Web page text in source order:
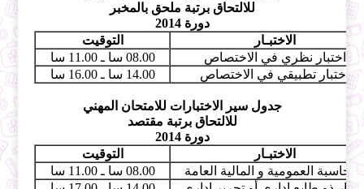
للالتحاق برتبة ملحق بالمخبر
دورة 2014
الاختبـار
التوقيت
اختبار نظري في الاختصاص
08.00 سا ـ 11.00 سا
اختبار تطبيقي في الاختصاص
14.00 سا ـ 16.00 سا
جدول سير الاختبارات للامتحان المهني
للالتحاق برتبة مقتصد
دورة 2014
الاختبـار
التوقيت
العمومية و المالية العامة
08.00 سا ـ 11.00 سا